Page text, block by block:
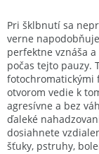
Pri šklbnutí sa
verne
perfektne vznáša
počas tejto pauzy.
fotochromatickými
otvorom vedie k
agresívne a bez
ďaleké
dosiahnete
šťuky, pstruhy,